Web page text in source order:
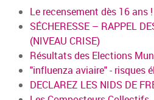
Le recensement dès 16 ans !
SÉCHERESSE – RAPPEL
(NIVEAU CRISE)
Résultats des Elections
"influenza aviaire" - risques
DECLAREZ LES NIDS DE